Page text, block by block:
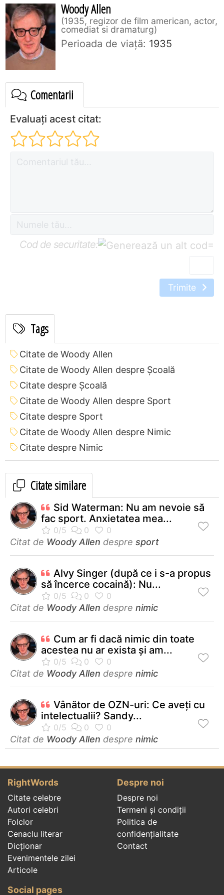
Woody Allen
1935, regizor de film american, actor,
comediat si dramaturg
Perioada de viaţă: 1935
Comentarii
Evaluați acest citat:
Cod de securitate: =
Trimite
Tags
Citate de Woody Allen
Citate de Woody Allen despre Școală
Citate despre Școală
Citate de Woody Allen despre Sport
Citate despre Sport
Citate de Woody Allen despre Nimic
Citate despre Nimic
Citate similare
Sid Waterman: Nu am nevoie să
fac sport. Anxietatea mea...
Citat de Woody Allen despre sport
Alvy Singer (după ce i s-a propus
să încerce cocaină): Nu...
Citat de Woody Allen despre nimic
Cum ar fi dacă nimic din toate
acestea nu ar exista şi am...
Citat de Woody Allen despre nimic
Vânător de OZN-uri: Ce aveţi cu
intelectualii? Sandy...
Citat de Woody Allen despre nimic
RightWords
Citate celebre
Autori celebri
Folclor
Cenaclu literar
Dicționar
Evenimentele zilei
Articole
Despre noi
Despre noi
Termeni și condiții
Politica de
confidenţialitate
Contact
Social pages